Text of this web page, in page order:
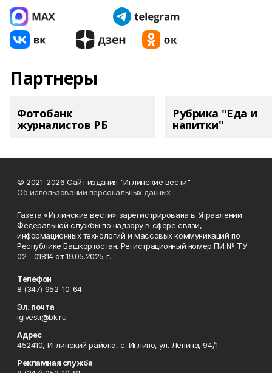
Партнеры
Фотобанк
журналистов РБ
Рубрика "Еда и
напитки"
© 2021-2026 Сайт издания "Иглинские вести"
Об использовании персональных данных
Газета «Иглинские вести» зарегистрирована в Управлении
Федеральной службы по надзору в сфере связи,
информационных технологий и массовых коммуникаций по
Республике Башкортостан. Регистрационный номер ПИ № ТУ
02 - 01814 от 19.05.2025 г.
Телефон
8 (347) 952-10-64
Эл. почта
iglvesti@bk.ru
Адрес
452410, Иглинский района, с. Иглино, ул. Ленина, 94/1
Рекламная служба